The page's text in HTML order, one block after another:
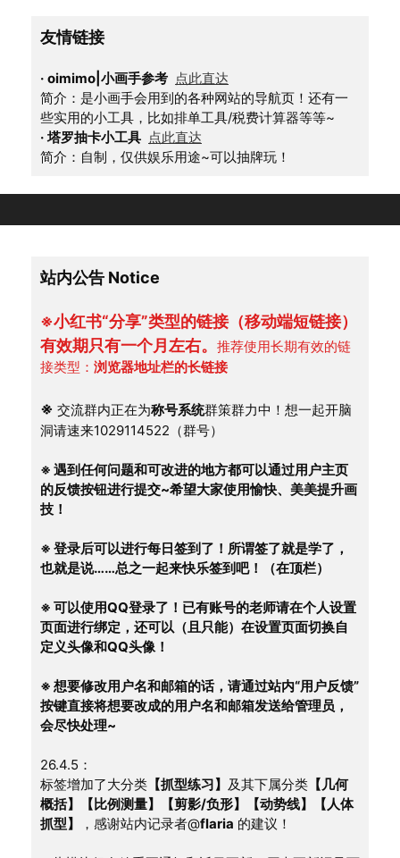
友情链接
· oimimo|小画手参考 点此直达
简介：是小画手会用到的各种网站的导航页！还有一
些实用的小工具，比如排单工具/税费计算器等等~
· 塔罗抽卡小工具 点此直达
简介：自制，仅供娱乐用途~可以抽牌玩！
站内公告 Notice
※小红书“分享”类型的链接（移动端短链接）
有效期只有一个月左右。 推荐使用长期有效的链
接类型： 浏览器地址栏的长链接
※ 交流群内正在为称号系统群策群力中！想一起开脑
洞请速来1029114522（群号）
※ 遇到任何问题和可改进的地方都可以通过用户主页
的反馈按钮进行提交~希望大家使用愉快、美美提升画
技！
※ 登录后可以进行每日签到了！所谓签了就是学了，
也就是说……总之一起来快乐签到吧！（在顶栏）
※ 可以使用QQ登录了！已有账号的老师请在个人设置
页面进行绑定，还可以（且只能）在设置页面切换自
定义头像和QQ头像！
※ 想要修改用户名和邮箱的话，请通过站内“用户反馈”
按键直接将想要改成的用户名和邮箱发送给管理员，
会尽快处理~
26.4.5：
标签增加了大分类 【抓型练习】 及其下属分类 【几何
概括】【比例测量】【剪影/负形】【动势线】【人体
抓型】
，感谢站内记录者@flaria 的建议！